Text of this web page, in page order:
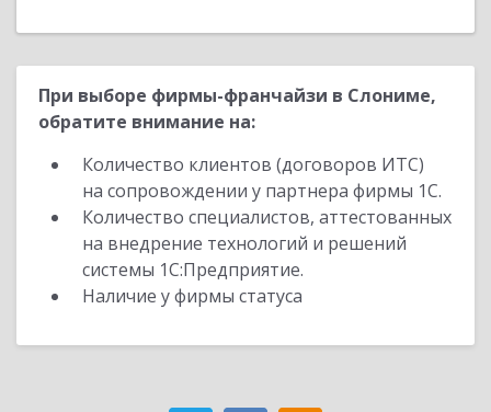
При выборе фирмы-франчайзи в Слониме,
обратите внимание на:
Количество клиентов (договоров ИТС)
на сопровождении у партнера фирмы 1С.
Количество специалистов, аттестованных
на внедрение технологий и решений
системы 1С:Предприятие.
Наличие у фирмы статуса